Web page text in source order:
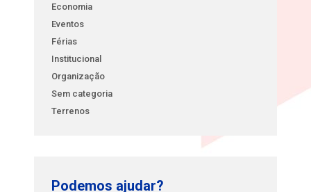
Economia
Eventos
Férias
Institucional
Organização
Sem categoria
Terrenos
Podemos ajudar?